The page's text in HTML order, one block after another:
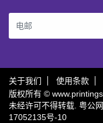
关于我们 使用条款
版权所有 ©
未经许可不得转载. 粤公
17052135号-10